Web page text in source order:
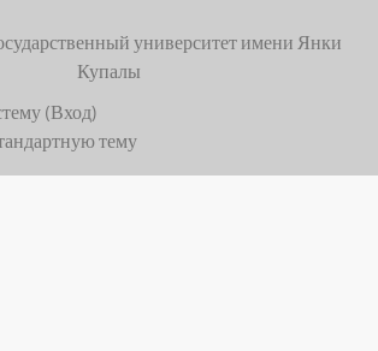
университет имени Янки
Купалы
(Вход)
тему